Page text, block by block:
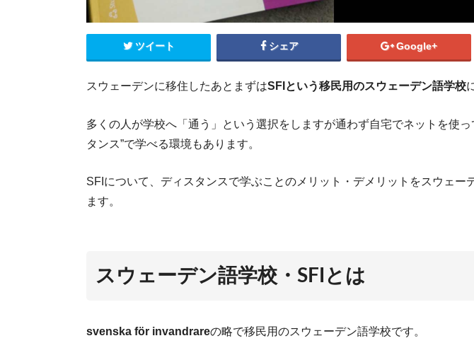
現地で役立つ
スウェーデン人
スウェー
これで全部分かる！スウ
ツイート シェア Google+
スウェーデンに移住したあとまずはSFIという移民用のスウェーデン語学校
多くの人が学校へ「通う」という選択をしますが通わず自宅でネットを使っ
タンス”で学べる環境もあります。
SFIについて、ディスタンスで学ぶことのメリット・デメリットをスウェー
ます。
スウェーデン語学校・SFIとは
svenska för invandrareの略で移民用のスウェーデン語学校です。